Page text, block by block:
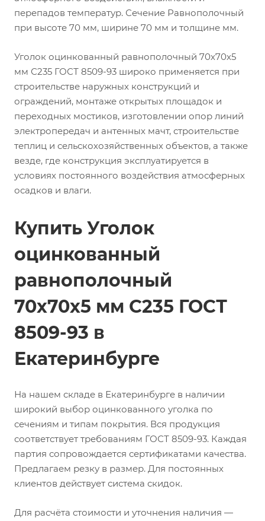
перепадов температур. Сечение Равнополочный
при высоте 70 мм, ширине 70 мм и толщине мм.
Уголок оцинкованный равнополочный 70х70х5
мм С235 ГОСТ 8509-93 широко применяется при
строительстве наружных конструкций и
ограждений, монтаже открытых площадок и
переходных мостиков, изготовлении опор линий
электропередач и антенных мачт, строительстве
теплиц и сельскохозяйственных объектов, а также
везде, где конструкция эксплуатируется в
условиях постоянного воздействия атмосферных
осадков и влаги.
Купить Уголок
оцинкованный
равнополочный
70х70х5 мм С235 ГОСТ
8509-93 в
Екатеринбурге
На нашем складе в Екатеринбурге в наличии
широкий выбор оцинкованного уголка по
сечениям и типам покрытия. Вся продукция
соответствует требованиям ГОСТ 8509-93. Каждая
партия сопровождается сертификатами качества.
Предлагаем резку в размер. Для постоянных
клиентов действует система скидок.
Для расчёта стоимости и уточнения наличия —